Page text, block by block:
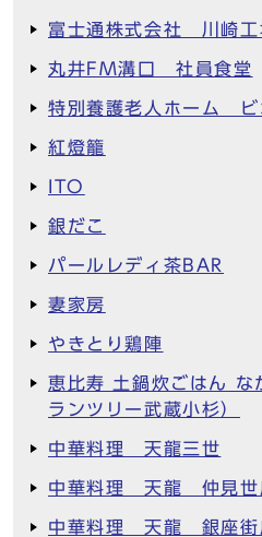
富士通株式会社 川崎
丸井FM溝口 社員食堂
特別養護老人ホーム
紅燈籠
ITO
銀だこ
パールレディ茶BAR
妻家房
やきとり鶏陣
恵比寿 土鍋炊ごはん な
ランツリー武蔵小杉）
中華料理 天龍三世
中華料理 天龍 仲見世
中華料理 天龍 銀座街